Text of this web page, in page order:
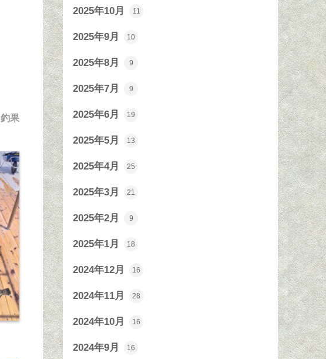
釣果
2025年10月 11
2025年9月 10
2025年8月 9
2025年7月 9
2025年6月 19
2025年5月 13
2025年4月 25
2025年3月 21
2025年2月 9
2025年1月 18
2024年12月 16
2024年11月 28
2024年10月 16
2024年9月 16